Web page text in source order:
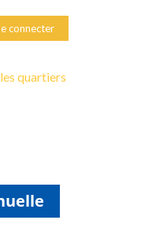
connecter
quartiers